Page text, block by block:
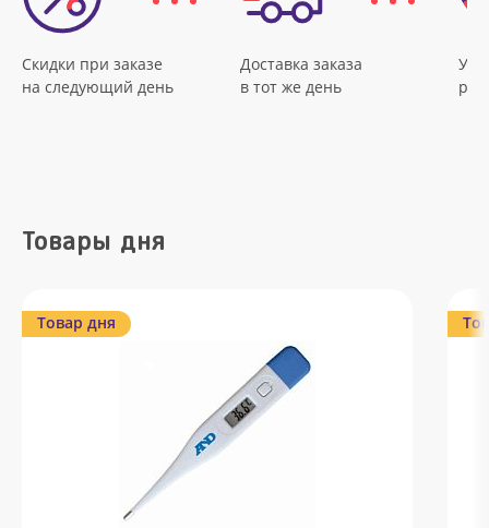
Скидки при заказе
на следующий день
Доставка заказа
в тот же день
Товары дня
Товар дня